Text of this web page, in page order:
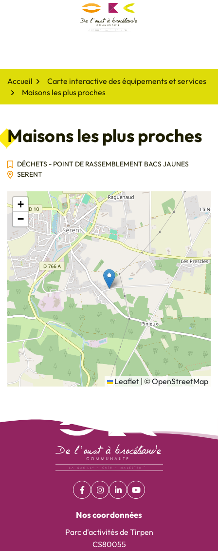
De l'oust à Brocéliande
Accueil
Carte interactive des équipements et services
Maisons les plus proches
Maisons les plus proches
DÉCHETS - POINT DE RASSEMBLEMENT BACS JAUNES
SERENT
+
−
Leaflet | ©OpenStreetMap
Facebook
(ouverture dans un nouvel onglet)
Instagram
(ouverture dans un nouvel onglet)
Linkedin
(ouverture dans un nouvel
YouTube
(ouverture dans un
Nos coordonnées
Parc d'activités de Tirpen
CS80055